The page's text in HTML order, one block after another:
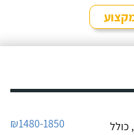
ובסופו של דבר,
ממנו לטובה
כולל
₪1480-1850